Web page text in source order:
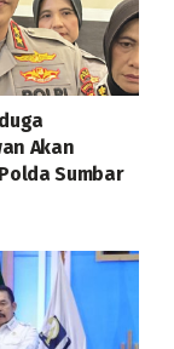
Akan
Sumbar